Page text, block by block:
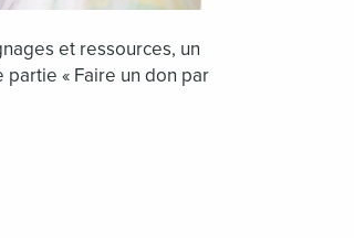
et ressources, un
« Faire un don par